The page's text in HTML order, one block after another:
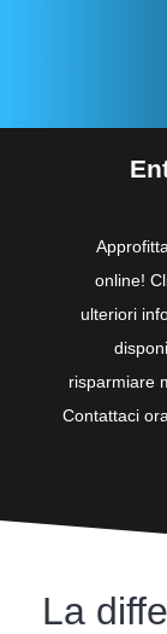
online!
ulteriori
risparmiare
Contattaci
La